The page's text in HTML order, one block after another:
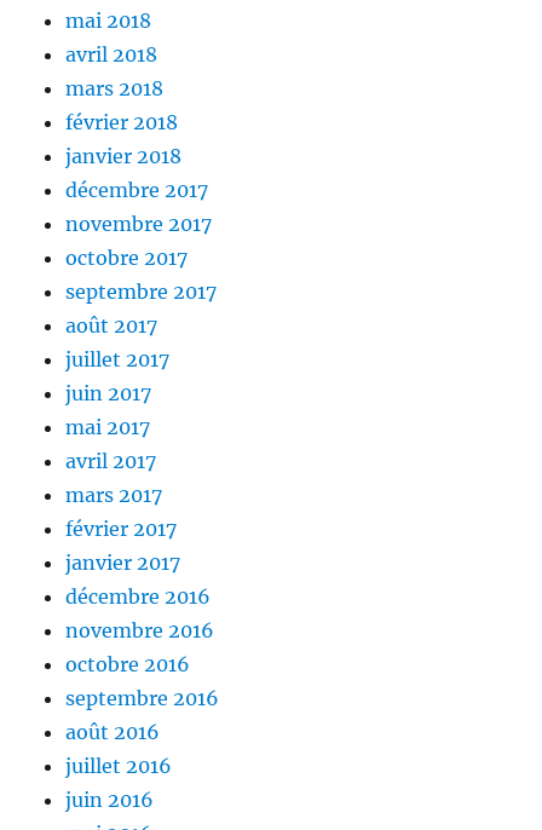
mai 2018
avril 2018
mars 2018
février 2018
janvier 2018
décembre 2017
novembre 2017
octobre 2017
septembre 2017
août 2017
juillet 2017
juin 2017
mai 2017
avril 2017
mars 2017
février 2017
janvier 2017
décembre 2016
novembre 2016
octobre 2016
septembre 2016
août 2016
juillet 2016
juin 2016